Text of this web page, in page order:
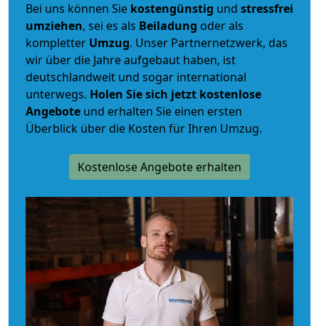
Bei uns können Sie kostengünstig und stressfrei
umziehen, sei es als Beiladung oder als
kompletter Umzug. Unser Partnernetzwerk, das
wir über die Jahre aufgebaut haben, ist
deutschlandweit und sogar international
unterwegs. Holen Sie sich jetzt kostenlose
Angebote und erhalten Sie einen ersten
Überblick über die Kosten für Ihren Umzug.
Kostenlose Angebote erhalten